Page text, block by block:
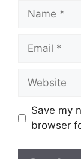
Name
Email
Website
Save my
browser